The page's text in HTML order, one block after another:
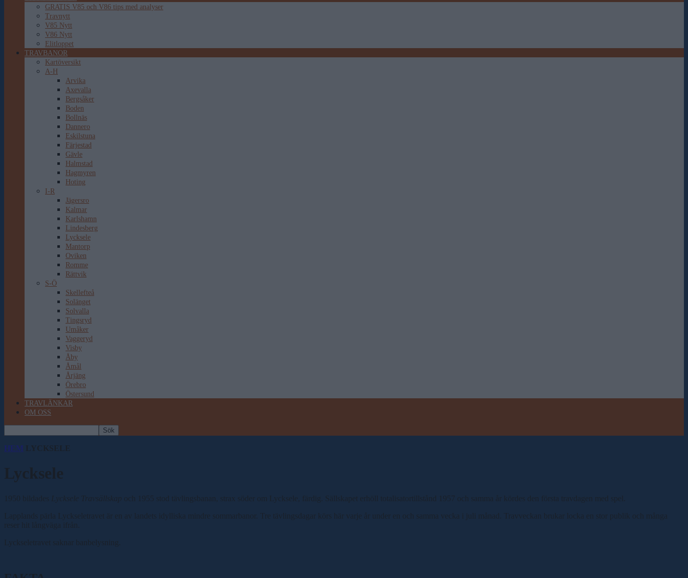
GRATIS V85 och V86 tips med analyser
Travnytt
V85 Nytt
V86 Nytt
Elitloppet
TRAVBANOR
Kartöversikt
A-H
Arvika
Axevalla
Bergsåker
Boden
Bollnäs
Dannero
Eskilstuna
Färjestad
Gävle
Halmstad
Hagmyren
Hoting
I-R
Jägersro
Kalmar
Karlshamn
Lindesberg
Lycksele
Mantorp
Oviken
Romme
Rättvik
S-Ö
Skellefteå
Solänget
Solvalla
Tingsryd
Umåker
Vaggeryd
Visby
Åby
Åmål
Årjäng
Örebro
Östersund
TRAVLÄNKAR
OM OSS
HEM LYCKSELE
Lycksele
1950 bildades Lycksele Travsällskap och 1955 stod tävlingsbanan, strax söder om Lycksele, färdig. Sällskapet erhöll totalisatortillstånd 1957 och samma år kördes den första travdagen med spel.
Lapplands pärla Lyckseletravet är en av landets idylliska mindre sommarbanor. Tre tävlingsdagar körs här varje år under en och samma vecka i juli månad. Travveckan brukar locka en stor publik och många
reser hit långväga ifrån.
Lyckseletravet saknar banbelysning.